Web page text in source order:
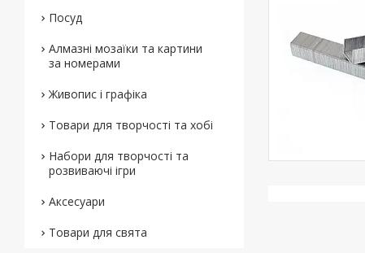
Посуд
Алмазні мозаїки та картини
за номерами
Живопис і графіка
Товари для творчості та хобі
Набори для творчості та
розвиваючі ігри
Аксесуари
Товари для свята